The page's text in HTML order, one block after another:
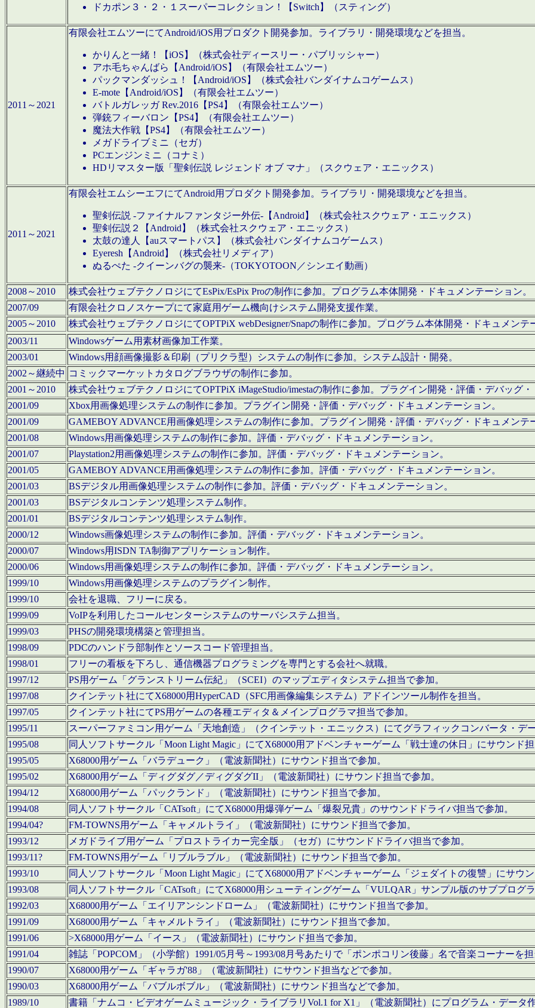
ドカポン３・２・１スーパーコレクション！【Switch】（スティング）
2011～2021
有限会社エムツーにてAndroid/iOS用プロダクト開発参加。ライブラリ・開発環境などを担当。
かりんと一緒！【iOS】（株式会社ディースリー・パブリッシャー）
アホ毛ちゃんばら【Android/iOS】（有限会社エムツー）
パックマンダッシュ！【Android/iOS】（株式会社バンダイナムコゲームス）
E-mote【Android/iOS】（有限会社エムツー）
バトルガレッガ Rev.2016【PS4】（有限会社エムツー）
弾銃フィーバロン【PS4】（有限会社エムツー）
魔法大作戦【PS4】（有限会社エムツー）
メガドライブミニ（セガ）
PCエンジンミニ（コナミ）
HDリマスター版「聖剣伝説 レジェンド オブ マナ」（スクウェア・エニックス）
2011～2021
有限会社エムシーエフにてAndroid用プロダクト開発参加。ライブラリ・開発環境などを担当。
聖剣伝説 -ファイナルファンタジー外伝-【Android】（株式会社スクウェア・エニックス）
聖剣伝説２【Android】（株式会社スクウェア・エニックス）
太鼓の達人【auスマートパス】（株式会社バンダイナムコゲームス）
Eyeresh【Android】（株式会社リメディア）
ぬるぺた -クイーンバグの襲来-（TOKYOTOON／シンエイ動画）
2008～2010
株式会社ウェブテクノロジにてEsPix/EsPix Proの制作に参加。プログラム本体開発・ドキュメンテーション。
2007/09
有限会社クロノスケープにて家庭用ゲーム機向けシステム開発支援作業。
2005～2010
株式会社ウェブテクノロジにてOPTPiX webDesigner/Snapの制作に参加。プログラム本体開発・ドキュメンテ
2003/11
Windowsゲーム用素材画像加工作業。
2003/01
Windows用顔画像撮影＆印刷（プリクラ型）システムの制作に参加。システム設計・開発。
2002～継続中 コミックマーケットカタログブラウザの制作に参加。
2001～2010
株式会社ウェブテクノロジにてOPTPiX iMageStudio/imestaの制作に参加。プラグイン開発・評価・デバッグ
2001/09
Xbox用画像処理システムの制作に参加。プラグイン開発・評価・デバッグ・ドキュメンテーション。
2001/09
GAMEBOY ADVANCE用画像処理システムの制作に参加。プラグイン開発・評価・デバッグ・ドキュメンテ
2001/08
Windows用画像処理システムの制作に参加。評価・デバッグ・ドキュメンテーション。
2001/07
Playstation2用画像処理システムの制作に参加。評価・デバッグ・ドキュメンテーション。
2001/05
GAMEBOY ADVANCE用画像処理システムの制作に参加。評価・デバッグ・ドキュメンテーション。
2001/03
BSデジタル用画像処理システムの制作に参加。評価・デバッグ・ドキュメンテーション。
2001/03
BSデジタルコンテンツ処理システム制作。
2001/01
BSデジタルコンテンツ処理システム制作。
2000/12
Windows画像処理システムの制作に参加。評価・デバッグ・ドキュメンテーション。
2000/07
Windows用ISDN TA制御アプリケーション制作。
2000/06
Windows用画像処理システムの制作に参加。評価・デバッグ・ドキュメンテーション。
1999/10
Windows用画像処理システムのプラグイン制作。
1999/10
会社を退職、フリーに戻る。
1999/09
VoIPを利用したコールセンターシステムのサーバシステム担当。
1999/03
PHSの開発環境構築と管理担当。
1998/09
PDCのハンドラ部制作とソースコード管理担当。
1998/01
フリーの看板を下ろし、通信機器プログラミングを専門とする会社へ就職。
1997/12
PS用ゲーム「グランストリーム伝紀」（SCEI）のマップエディタシステム担当で参加。
1997/08
クインテット社にてX68000用HyperCAD（SFC用画像編集システム）アドインツール制作を担当。
1997/05
クインテット社にてPS用ゲームの各種エディタ＆メインプログラマ担当で参加。
1995/11
スーパーファミコン用ゲーム「天地創造」（クインテット・エニックス）にてグラフィックコンバータ・デ
1995/08
同人ソフトサークル「Moon Light Magic」にてX68000用アドベンチャーゲーム「戦士達の休日」にサウンド
1995/05
X68000用ゲーム「バラデューク」（電波新聞社）にサウンド担当で参加。
1995/02
X68000用ゲーム「ディグダグ／ディグダグII」（電波新聞社）にサウンド担当で参加。
1994/12
X68000用ゲーム「パックランド」（電波新聞社）にサウンド担当で参加。
1994/08
同人ソフトサークル「CATsoft」にてX68000用爆弾ゲーム「爆裂兄貴」のサウンドドライバ担当で参加。
1994/04?
FM-TOWNS用ゲーム「キャメルトライ」（電波新聞社）にサウンド担当で参加。
1993/12
メガドライブ用ゲーム「プロストライカー完全版」（セガ）にサウンドドライバ担当で参加。
1993/11?
FM-TOWNS用ゲーム「リブルラブル」（電波新聞社）にサウンド担当で参加。
1993/10
同人ソフトサークル「Moon Light Magic」にてX68000用アドベンチャーゲーム「ジェダイトの復讐」にサウ
1993/08
同人ソフトサークル「CATsoft」にてX68000用シューティングゲーム「VULQAR」サンプル版のサブプログ
1992/03
X68000用ゲーム「エイリアンシンドローム」（電波新聞社）にサウンド担当で参加。
1991/09
X68000用ゲーム「キャメルトライ」（電波新聞社）にサウンド担当で参加。
1991/06
>X68000用ゲーム「イース」（電波新聞社）にサウンド担当で参加。
1991/04
雑誌「POPCOM」（小学館）1991/05月号～1993/08月号あたりで「ポンポコリン後藤」名で音楽コーナーを
1990/07
X68000用ゲーム「ギャラガ'88」（電波新聞社）にサウンド担当などで参加。
1990/03
X68000用ゲーム「バブルボブル」（電波新聞社）にサウンド担当などで参加。
1989/10
書籍「ナムコ・ビデオゲームミュージック・ライブラリVol.1 for X1」（電波新聞社）にプログラム・データ